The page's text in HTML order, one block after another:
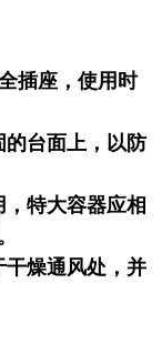
插座，使用时
的台面上，以防
特大容器应相
干燥通风处，并